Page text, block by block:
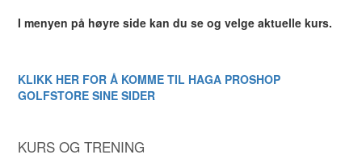
I menyen på høyre side kan du se og velge aktuelle kurs.
KLIKK HER FOR Å KOMME TIL HAGA PROSHOP
GOLFSTORE SINE SIDER
KURS OG TRENING